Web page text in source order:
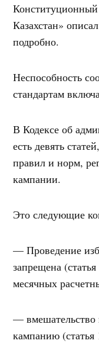
Казахстан»
подробно.
Неспособность
стандартам
В Кодексе об
есть девять
правил и норм,
кампании.
Это следующие
— Проведение
запрещена
месячных
— вмешательство
кампанию (статья